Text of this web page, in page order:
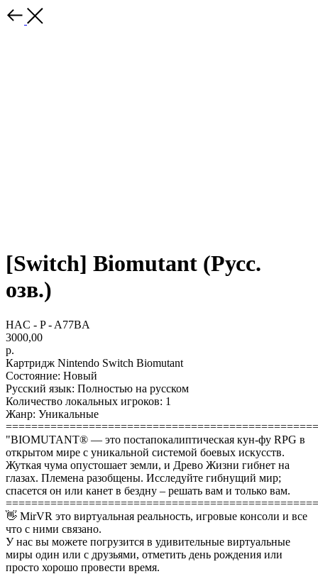
[Switch] Biomutant (Русс.
озв.)
HAC - P - A77BA
3000,00
р.
Картридж Nintendo Switch Biomutant
Состояние: Новый
Русский язык: Полностью на русском
Количество локальных игроков: 1
Жанр: Уникальные
"BIOMUTANT® — это постапокалиптическая кун-фу RPG в
открытом мире с уникальной системой боевых искусств.
Жуткая чума опустошает земли, и Древо Жизни гибнет на
глазах. Племена разобщены. Исследуйте гибнущий мир;
спасется он или канет в бездну – решать вам и только вам.
👋 MirVR это виртуальная реальность, игровые консоли и все
что с ними связано.
У нас вы можете погрузится в удивительные виртуальные
миры один или с друзьями, отметить день рождения или
просто хорошо провести время.